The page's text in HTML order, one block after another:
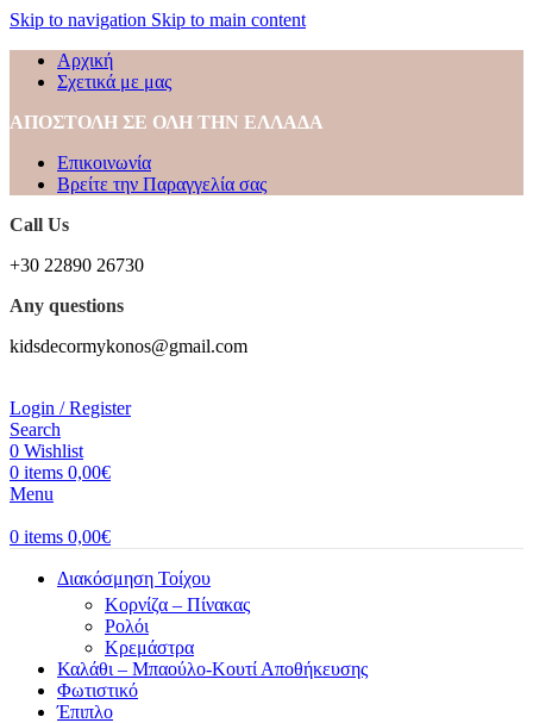
Skip to navigation Skip to main content
Αρχική
Σχετικά με μας
ΑΠΟΣΤΟΛΗ ΣΕ ΟΛΗ ΤΗΝ ΕΛΛΑΔΑ
Επικοινωνία
Βρείτε την Παραγγελία σας
Call Us
+30 22890 26730
Any questions
kidsdecormykonos@gmail.com
Login / Register
Search
0 Wishlist
0 items 0,00€
Menu
0 items 0,00€
Διακόσμηση Τοίχου
Κορνίζα – Πίνακας
Ρολόι
Κρεμάστρα
Καλάθι – Μπαούλο-Κουτί Αποθήκευσης
Φωτιστικό
Έπιπλο